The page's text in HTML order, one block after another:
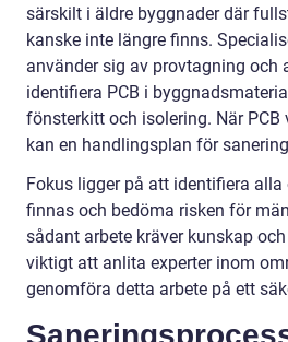
särskilt i äldre byggnader där
kanske inte längre finns.
använder sig av provtagning och
identifiera PCB i
fönsterkitt och isolering. När
kan en handlingsplan för
Fokus ligger på att identifiera alla
finnas och bedöma risken för
sådant arbete kräver kunskap
viktigt att anlita experter inom
genomföra detta arbete på ett